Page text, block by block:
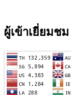
ผู้เข้าเยี่ยมชม